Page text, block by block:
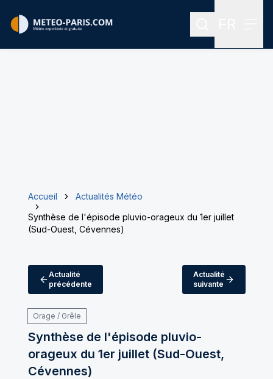
Rechercher
Accueil
Actualités Météo
Synthèse de l'épisode pluvio-orageux du 1er juillet
(Sud-Ouest, Cévennes)
Actualité
précédente
Actualité
suivante
Orage / Grêle
Synthèse de l'épisode pluvio-
orageux du 1er juillet (Sud-Ouest,
Cévennes)